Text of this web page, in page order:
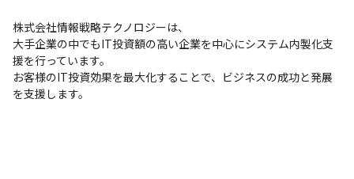
株式会社情報戦略テクノロジーは、
大手企業の中でもIT投資額の高い企業を中心にシステム内製化支
援を行っています。
お客様のIT投資効果を最大化することで、ビジネスの成功と発展
を支援します。